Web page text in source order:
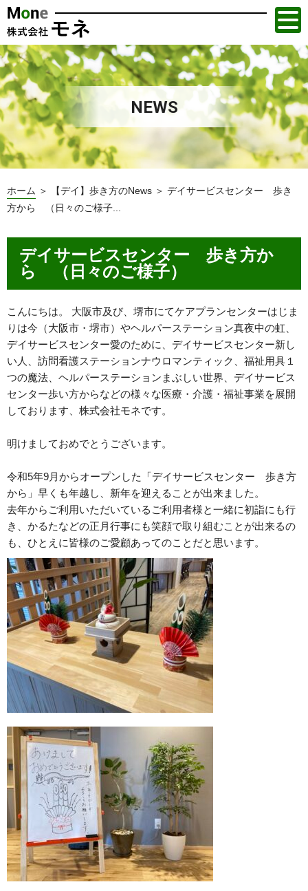
NEWS
ホーム ＞ 【デイ】歩き方のNews ＞ デイサービスセンター 歩き
方から （日々のご様子...
デイサービスセンター 歩き方か
ら （日々のご様子）
こんにちは。 大阪市及び、堺市にてケアプランセンターはじま
りは今（大阪市・堺市）やヘルパーステーション真夜中の虹、
デイサービスセンター愛のために、デイサービスセンター新し
い人、訪問看護ステーションナウロマンティック、福祉用具１
つの魔法、ヘルパーステーションまぶしい世界、デイサービス
センター歩い方からなどの様々な医療・介護・福祉事業を展開
しております、株式会社モネです。
明けましておめでとうございます。
令和5年9月からオープンした「デイサービスセンター 歩き方
から」早くも年越し、新年を迎えることが出来ました。
去年からご利用いただいているご利用者様と一緒に初詣にも行
き、かるたなどの正月行事にも笑顔で取り組むことが出来るの
も、ひとえに皆様のご愛顧あってのことだと思います。